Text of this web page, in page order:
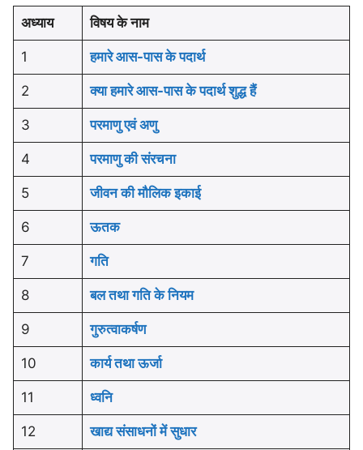
अध्याय विषय के नाम
1 हमारे आस-पास के पदार्थ
2 क्या हमारे आस-पास के पदार्थ शुद्ध हैं
3 परमाणु एवं अणु
4 परमाणु की संरचना
5 जीवन की मौलिक इकाई
6 ऊतक
7 गति
8 बल तथा गति के नियम
9 गुरुत्वाकर्षण
10 कार्य तथा ऊर्जा
11 ध्वनि
12 खाद्य संसाधनों में सुधार